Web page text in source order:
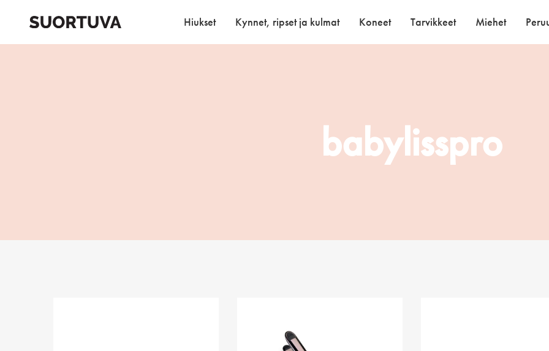
Hiukset Kynnet, ripset ja kulmat Koneet Tarvikkeet Miehet
babylisspro